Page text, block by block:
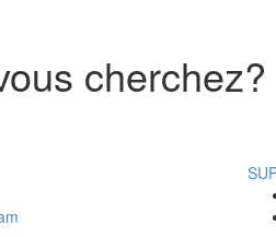
cherchez?